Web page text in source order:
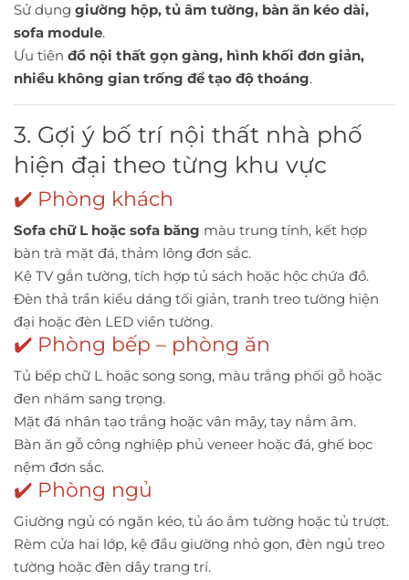
Sử dụng giường hộp, tủ âm tường, bàn ăn kéo dài,
sofa module.
Ưu tiên đồ nội thất gọn gàng, hình khối đơn giản,
nhiều không gian trống để tạo độ thoáng.
3. Gợi ý bố trí nội thất nhà phố
hiện đại theo từng khu vực
✔️ Phòng khách
Sofa chữ L hoặc sofa băng màu trung tính, kết hợp
bàn trà mặt đá, thảm lông đơn sắc.
Kệ TV gắn tường, tích hợp tủ sách hoặc hộc chứa đồ.
Đèn thả trần kiểu dáng tối giản, tranh treo tường hiện
đại hoặc đèn LED viền tường.
✔️ Phòng bếp – phòng ăn
Tủ bếp chữ L hoặc song song, màu trắng phối gỗ hoặc
đen nhám sang trọng.
Mặt đá nhân tạo trắng hoặc vân mây, tay nắm âm.
Bàn ăn gỗ công nghiệp phủ veneer hoặc đá, ghế bọc
nệm đơn sắc.
✔️ Phòng ngủ
Giường ngủ có ngăn kéo, tủ áo âm tường hoặc tủ trượt.
Rèm cửa hai lớp, kệ đầu giường nhỏ gọn, đèn ngủ treo
tường hoặc đèn dây trang trí.